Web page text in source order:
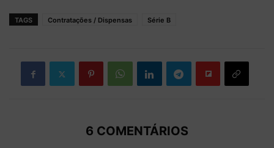
TAGS Contratações / Dispensas Série B
6 COMENTÁRIOS